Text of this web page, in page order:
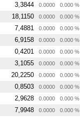
3,3844 0.0000 0.000 %
18,1150 0.0000 0.000 %
7,4881 0.0000 0.000 %
6,9158 0.0000 0.000 %
0,4201 0.0000 0.000 %
3,1055 0.0000 0.000 %
20,2250 0.0000 0.000 %
0,8503 0.0000 0.000 %
2,9628 0.0000 0.000 %
7,9948 0.0000 0.000 %